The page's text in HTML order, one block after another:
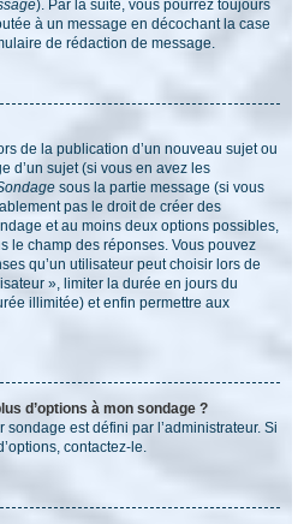
). Par la suite, vous pourrez toujours
à un message en décochant la case
de rédaction de message.
de la publication d’un nouveau sujet ou
d’un sujet (si vous en avez les
sous la partie message (si vous
pas le droit de créer des
et au moins deux options possibles,
le champ des réponses. Vous pouvez
qu’un utilisateur peut choisir lors de
», limiter la durée en jours du
illimitée) et enfin permettre aux
d’options à mon sondage ?
sondage est défini par l’administrateur. Si
contactez-le.